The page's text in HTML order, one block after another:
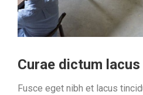
Curae dictum
Fusce eget nibh et lacus